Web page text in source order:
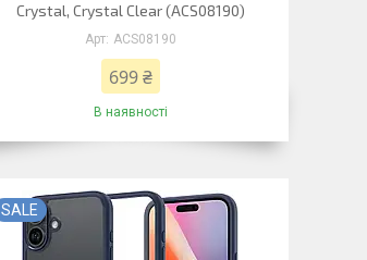
Crystal, Crystal Clear (ACS08190)
ACS08190
699 ₴
В наявності
SALE